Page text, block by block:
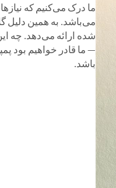
ما درک می‌کنیم که
می‌باشد. به همین
شده ارائه می‌دهد. چه
— ما قادر خواهیم بود
باشد.